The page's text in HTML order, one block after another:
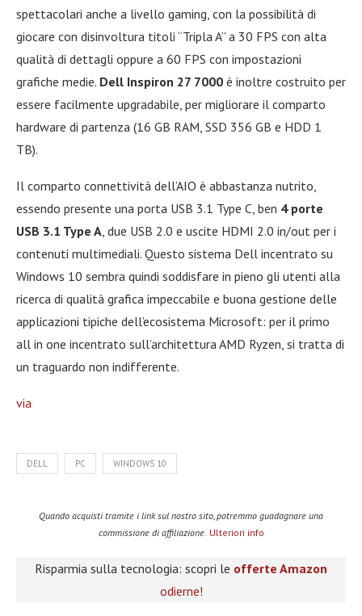
spettacolari anche a livello gaming, con la possibilità di
giocare con disinvoltura titoli “Tripla A” a 30 FPS con alta
qualità di dettagli oppure a 60 FPS con impostazioni
grafiche medie. Dell Inspiron 27 7000 è inoltre costruito per
essere facilmente upgradabile, per migliorare il comparto
hardware di partenza (16 GB RAM, SSD 356 GB e HDD 1
TB).
Il comparto connettività dell’AIO è abbastanza nutrito,
essendo presente una porta USB 3.1 Type C, ben 4 porte
USB 3.1 Type A , due USB 2.0 e uscite HDMI 2.0 in/out per i
contenuti multimediali. Questo sistema Dell incentrato su
Windows 10 sembra quindi soddisfare in pieno gli utenti alla
ricerca di qualità grafica impeccabile e buona gestione delle
applicazioni tipiche dell’ecosistema Microsoft: per il primo
all in one incentrato sull’architettura AMD Ryzen, si tratta di
un traguardo non indifferente.
via
DELL PC WINDOWS 10
Quando acquisti tramite i link sul nostro sito, potremmo guadagnare una
commissione di affiliazione. Ulteriori info
Risparmia sulla tecnologia: scopri le offerte Amazon
odierne!